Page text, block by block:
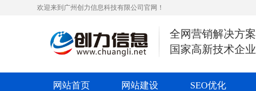
欢迎来到广州创力信息科技有限公司官网！
全网营销解决方案
国家高新技术企业
网站首页 网站建设 SEO优化